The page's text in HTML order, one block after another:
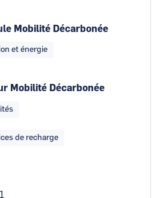
Mobilité Décarbonée
et énergie
Mobilité Décarbonée
de recharge